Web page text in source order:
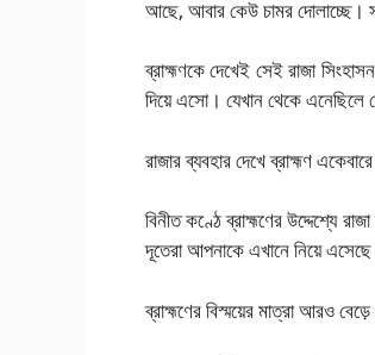
আছে, আবার কেউ চামর দোলাচ্ছে।
ব্রাহ্মণকে দেখেই সেই রাজা
দিয়ে এসো। যেখান থেকে এনেছিলে
রাজার ব্যবহার দেখে ব্রাহ্মণ
বিনীত কণ্ঠে ব্রাহ্মণের উদ্দেশ্যে
দূতেরা আপনাকে এখানে নিয়ে
ব্রাহ্মণের বিস্ময়ের মাত্রা আরও